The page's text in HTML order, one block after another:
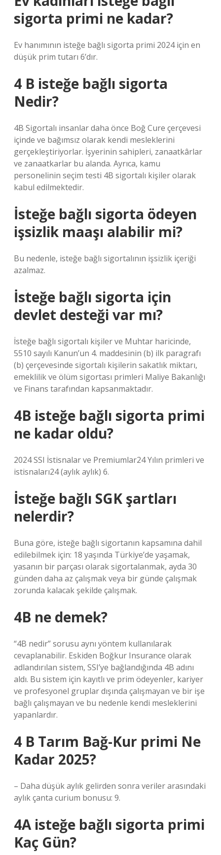
sigorta primi ne kadar?
Ev hanımının isteğe bağlı sigorta primi 2024 için en
düşük prim tutarı 6’dır.
4 B isteğe bağlı sigorta
Nedir?
4B Sigortalı insanlar daha önce Boğ Cure çerçevesi
içinde ve bağımsız olarak kendi mesleklerini
gerçekleştiriyorlar. İşyerinin sahipleri, zanaatkârlar
ve zanaatkarlar bu alanda. Ayrıca, kamu
personelinin seçim testi 4B sigortalı kişiler olarak
kabul edilmektedir.
İsteğe bağlı sigorta ödeyen
işsizlik maaşı alabilir mi?
Bu nedenle, isteğe bağlı sigortalının işsizlik içeriği
azalmaz.
İsteğe bağlı sigorta için
devlet desteği var mı?
İsteğe bağlı sigortalı kişiler ve Muhtar haricinde,
5510 sayılı Kanun’un 4. maddesinin (b) ilk paragrafı
(b) çerçevesinde sigortalı kişilerin sakatlık miktarı,
emeklilik ve ölüm sigortası primleri Maliye Bakanlığı
ve Finans tarafından kapsanmaktadır.
4B isteğe bağlı sigorta primi
ne kadar oldu?
2024 SSI İstisnalar ve Premiumlar24 Yılın primleri ve
istisnaları24 (aylık aylık) 6.
İsteğe bağlı SGK şartları
nelerdir?
Buna göre, isteğe bağlı sigortanın kapsamına dahil
edilebilmek için: 18 yaşında Türkiye’de yaşamak,
yasanın bir parçası olarak sigortalanmak, ayda 30
günden daha az çalışmak veya bir günde çalışmak
zorunda kalacak şekilde çalışmak.
4B ne demek?
“4B nedir” sorusu aynı yöntem kullanılarak
cevaplanabilir. Eskiden Boğkur Insurance olarak
adlandırılan sistem, SSI’ye bağlandığında 4B adını
aldı. Bu sistem için kayıtlı ve prim ödeyenler, kariyer
ve profesyonel gruplar dışında çalışmayan ve bir işe
bağlı çalışmayan ve bu nedenle kendi mesleklerini
yapanlardır.
4 B Tarım Bağ-Kur primi Ne
Kadar 2025?
– Daha düşük aylık gelirden sonra veriler arasındaki
aylık çanta curium bonusu: 9.
4A isteğe bağlı sigorta primi
Kaç Gün?